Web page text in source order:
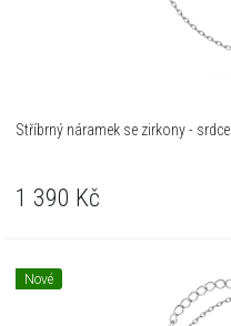
Stříbrný náramek se zirkony - srdce
1 390 Kč
Nové